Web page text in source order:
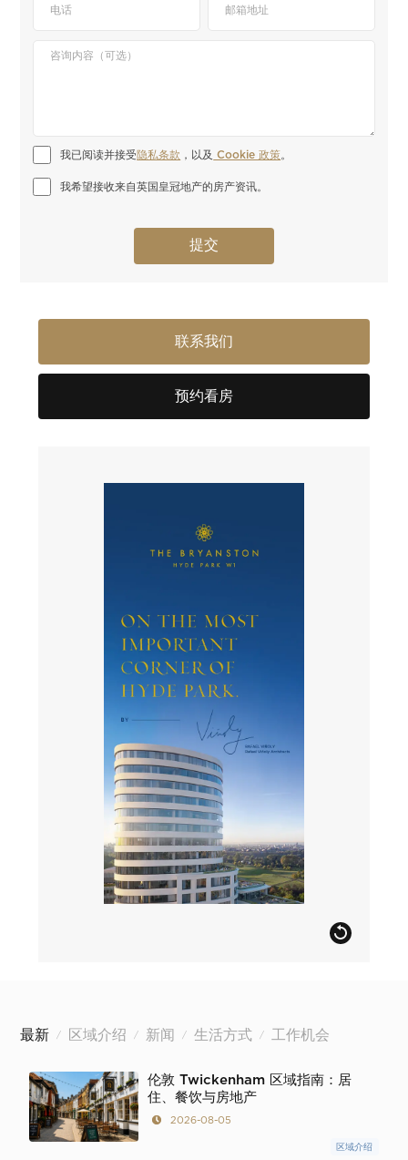
我已阅读并接受隐私条款 ，以及 Cookie 政策。
我希望接收来自英国皇冠地产的房产资讯。
联系我们
预约看房
最新 / 区域介绍 / 新闻 / 生活方式 / 工作机会
伦敦 Twickenham 区域指南：居
住、餐饮与房地产
2026-08-05
区域介绍